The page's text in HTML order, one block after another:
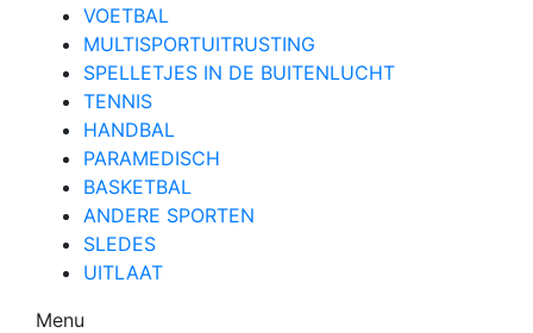
VOETBAL
MULTISPORTUITRUSTING
SPELLETJES IN DE BUITENLUCHT
TENNIS
HANDBAL
PARAMEDISCH
BASKETBAL
ANDERE SPORTEN
SLEDES
UITLAAT
Menu